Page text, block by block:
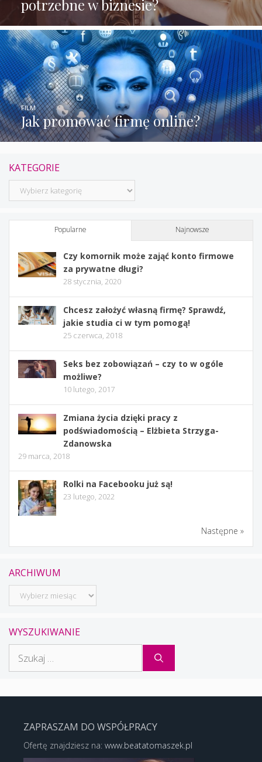
potrzebne w biznesie?
Jak promować firmę online?
FILM
KATEGORIE
Kategorie
Popularne Najnowsze
Czy komornik może zająć konto firmowe
za prywatne długi?
28 stycznia, 2020
Chcesz założyć własną firmę? Sprawdź,
jakie studia ci w tym pomogą!
25 czerwca, 2018
Seks bez zobowiązań – czy to w ogóle
możliwe?
10 lutego, 2017
Zmiana życia dzięki pracy z
podświadomością – Elżbieta Strzyga-
Zdanowska
29 marca, 2018
Rolki na Facebooku już są!
23 lutego, 2022
Następne »
ARCHIWUM
Archiwum
WYSZUKIWANIE
ZAPRASZAM DO WSPÓŁPRACY
Ofertę znajdziesz na: www.beatatomaszek.pl